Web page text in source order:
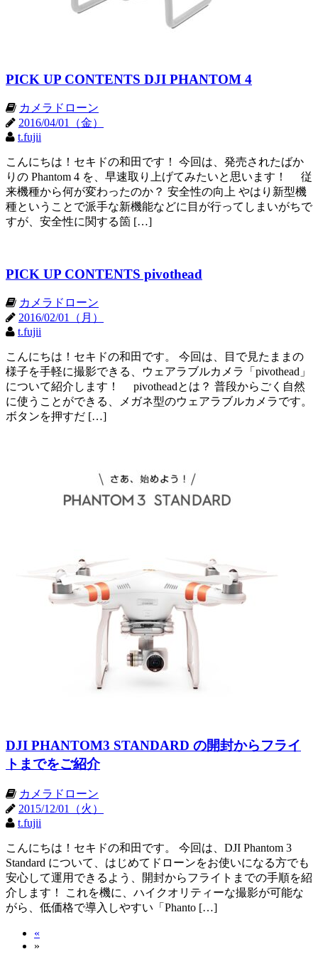
PICK UP CONTENTS DJI PHANTOM 4
カメラドローン
2016/04/01（金）
t.fujii
こんにちは！セキドの和田です！ 今回は、発売されたばか
りの Phantom 4 を、早速取り上げてみたいと思います！ 従
来機種から何が変わったのか？ 安全性の向上 やはり新型機
種ということで派手な新機能などに目が行ってしまいがちで
すが、安全性に関する箇 […]
PICK UP CONTENTS pivothead
カメラドローン
2016/02/01（月）
t.fujii
こんにちは！セキドの和田です。 今回は、目で見たままの
様子を手軽に撮影できる、ウェアラブルカメラ「pivothead」
について紹介します！ pivotheadとは？ 普段からごく自然
に使うことができる、メガネ型のウェアラブルカメラです。
ボタンを押すだ […]
DJI PHANTOM3 STANDARD の開封からフライ
トまでをご紹介
カメラドローン
2015/12/01（火）
t.fujii
こんにちは！セキドの和田です。 今回は、DJI Phantom 3
Standard について、はじめてドローンをお使いになる方でも
安心して運用できるよう、開封からフライトまでの手順を紹
介します！ これを機に、ハイクオリティーな撮影が可能な
がら、低価格で導入しやすい「Phanto […]
«
»